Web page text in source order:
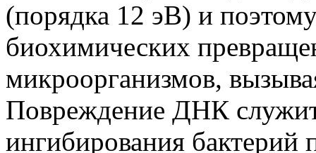
(порядка 12 эВ) и
биохимических
микроорганизмов,
Повреждение ДНК
ингибирования бактерий